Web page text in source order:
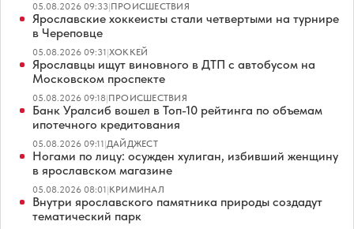
05.08.2026 09:33|ПРОИСШЕСТВИЯ
Ярославские хоккеисты стали четвертыми на турнире
в Череповце
05.08.2026 09:31|ХОККЕЙ
Ярославцы ищут виновного в ДТП с автобусом на
Московском проспекте
05.08.2026 09:18|ПРОИСШЕСТВИЯ
Банк Уралсиб вошел в Топ-10 рейтинга по объемам
ипотечного кредитования
05.08.2026 09:11|ДАЙДЖЕСТ
Ногами по лицу: осужден хулиган, избивший женщину
в ярославском магазине
05.08.2026 08:01|КРИМИНАЛ
Внутри ярославского памятника природы создадут
тематический парк